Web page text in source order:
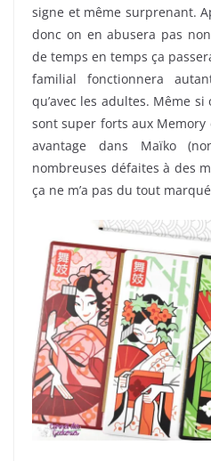
signe et même surprenant.
donc on en abusera pas
de temps en temps ça
familial fonctionnera
qu’avec les adultes. Même
sont super forts aux
avantage dans Maïko
nombreuses défaites à des
ça ne m’a pas du tout